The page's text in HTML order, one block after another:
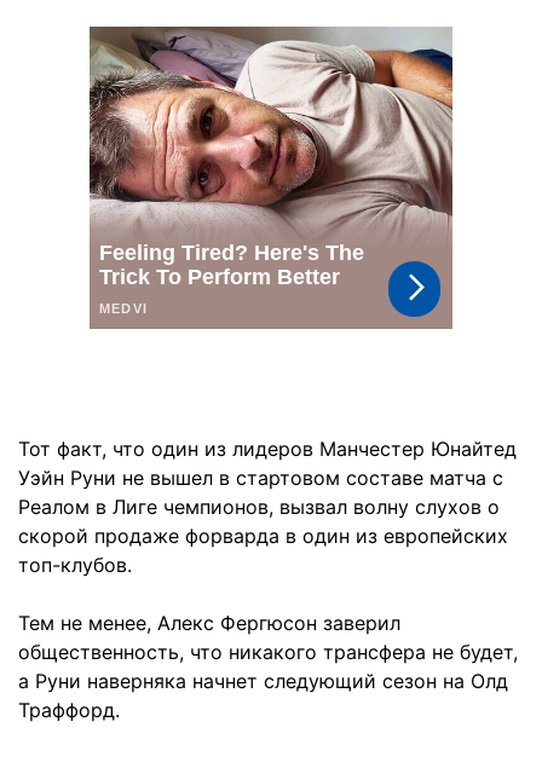
Тот факт, что один из лидеров Манчестер Юнайтед
Уэйн Руни не вышел в стартовом составе матча с
Реалом в Лиге чемпионов, вызвал волну слухов о
скорой продаже форварда в один из европейских
топ-клубов.
Тем не менее, Алекс Фергюсон заверил
общественность, что никакого трансфера не будет,
а Руни наверняка начнет следующий сезон на Олд
Траффорд.